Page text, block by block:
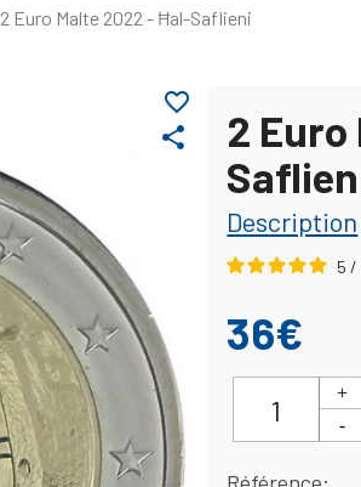
2 Euro Malte 2022 - Ħal-Saflieni
share
favorite_border
2
Description
5 /
36€